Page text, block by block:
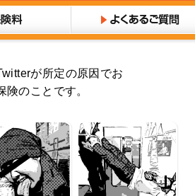
が所定の原因でお
のことです。